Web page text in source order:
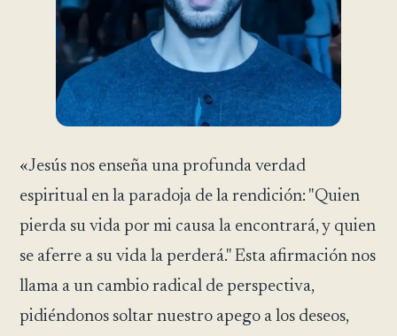
«Jesús nos enseña una profunda verdad
espiritual en la paradoja de la rendición: "Quien
pierda su vida por mi causa la encontrará, y quien
se aferre a su vida la perderá." Esta afirmación nos
llama a un cambio radical de perspectiva,
pidiéndonos soltar nuestro apego a los deseos,